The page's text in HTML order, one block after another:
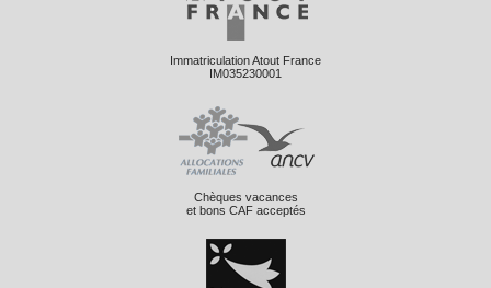
Immatriculation Atout France
IM035230001
Chèques vacances
et bons CAF acceptés